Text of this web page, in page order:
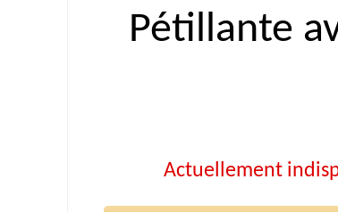
Pétillante
Actuellement